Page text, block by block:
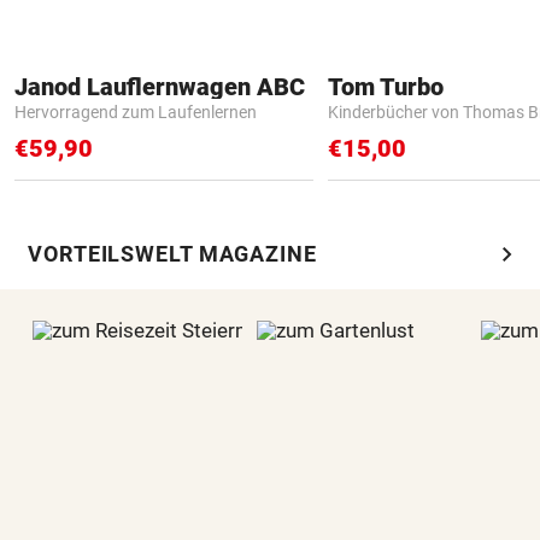
Janod Lauflernwagen ABC
Hervorragend zum Laufenlernen
€59,90
Tom Turbo
Kinderbücher von Thomas
€15,00
VORTEILSWELT MAGAZINE chevron_right